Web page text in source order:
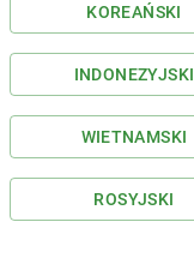
KOREAŃSKI
INDONEZYJSKI
WIETNAMSKI
ROSYJSKI